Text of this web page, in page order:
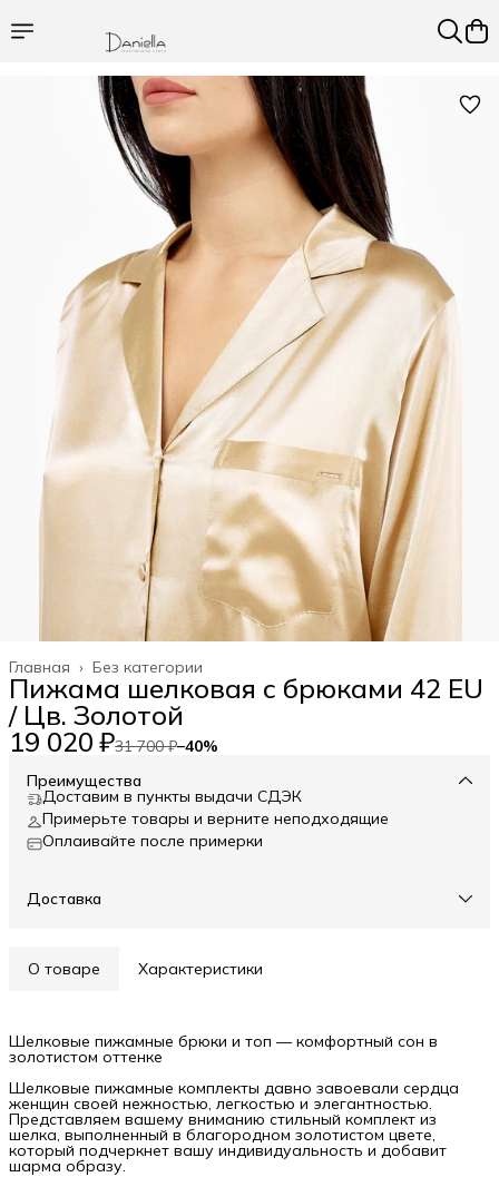
Без категории
Главная ›
Пижама шелковая с брюками 42 EU
/ Цв. Золотой
19 020 ₽31 700 ₽−40%
Преимущества
Доставим в пункты выдачи СДЭК
Примерьте товары и верните неподходящие
Оплаивайте после примерки
Доставка
О товаре Характеристики
Шелковые пижамные брюки и топ — комфортный сон в
золотистом оттенке
Шелковые пижамные комплекты давно завоевали сердца
женщин своей нежностью, легкостью и элегантностью.
Представляем вашему вниманию стильный комплект из
шелка, выполненный в благородном золотистом цвете,
который подчеркнет вашу индивидуальность и добавит
шарма образу.